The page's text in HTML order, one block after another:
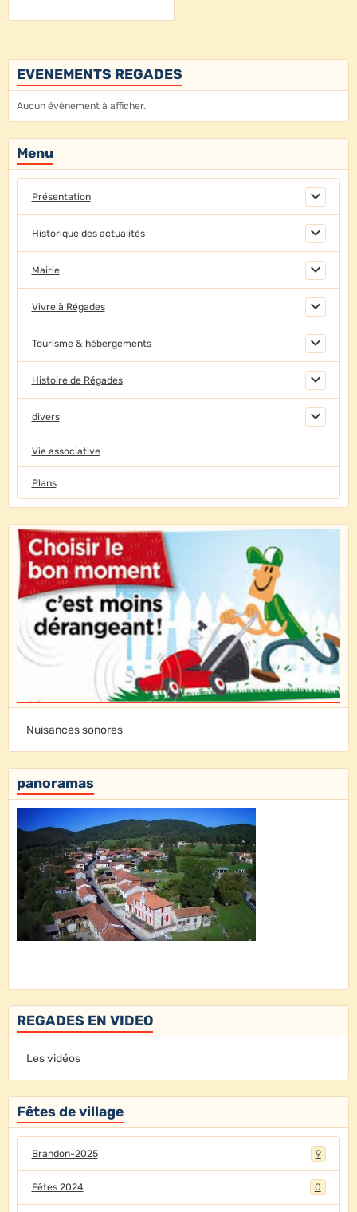
EVENEMENTS REGADES
Aucun évènement à afficher.
Menu
Présentation
Historique des actualités
Mairie
Vivre à Régades
Tourisme & hébergements
Histoire de Régades
divers
Vie associative
Plans
Nuisances sonores
panoramas
REGADES EN VIDEO
Les vidéos
Fêtes de village
Brandon-2025 9
Fêtes 2024 0